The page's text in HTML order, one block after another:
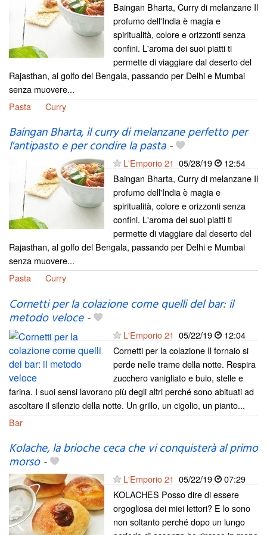
Baingan Bharta, Curry di melanzane Il
profumo dell'India è magia e
spiritualità, colore e orizzonti senza
confini. L'aroma dei suoi piatti ti
permette di viaggiare dal deserto del
Rajasthan, al golfo del Bengala, passando per Delhi e Mumbai
senza muovere...
Pasta
Curry
Baingan Bharta, il curry di melanzane perfetto per
l'antipasto e per condire la pasta-
L'Emporio 21 05/28/19
12:54
Baingan Bharta, Curry di melanzane Il
profumo dell'India è magia e
spiritualità, colore e orizzonti senza
confini. L'aroma dei suoi piatti ti
permette di viaggiare dal deserto del
Rajasthan, al golfo del Bengala, passando per Delhi e Mumbai
senza muovere...
Pasta
Curry
Cornetti per la colazione come quelli del bar: il
metodo veloce-
L'Emporio 21 05/22/19
12:04
Cornetti per la colazione Il fornaio si
perde nelle trame della notte. Respira
zucchero vanigliato e buio, stelle e
farina. I suoi sensi lavorano più degli altri perché sono abituati ad
ascoltare il silenzio della notte. Un grillo, un cigolio, un pianto...
Bar
Kolache, la brioche ceca che vi conquisterà al primo
morso-
L'Emporio 21 05/22/19
07:29
KOLACHES Posso dire di essere
orgogliosa dei miei lettori? E lo sono
non soltanto perché dopo un lungo